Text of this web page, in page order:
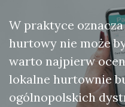
W praktyce
hurtowy nie może
warto najpierw
lokalne hurtownie
ogólnopolskich